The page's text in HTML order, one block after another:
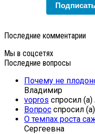
Последние комментарии
Мы в соцсетях
Последние вопросы
Почему не
Владимир
vopros спросил
Вопрос спросил
О темпах роста
Сергеевна